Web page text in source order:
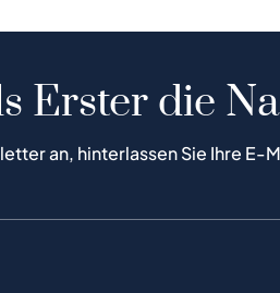
Erster die
an, hinterlassen Sie Ihre E-